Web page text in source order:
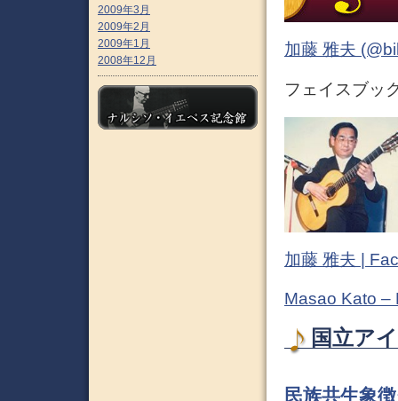
加藤 雅夫
フェイスブッ
加藤 雅夫 |
Masao Kato –
国立ア
民族共生象
2009年3月
2009年2月
2009年1月
2008年12月